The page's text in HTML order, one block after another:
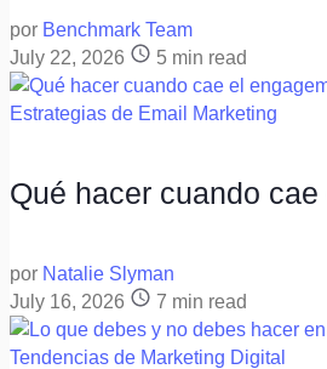
por Benchmark Team
July 22, 2026
5 min read
Estrategias de Email Marketing
Qué hacer cuando
por Natalie Slyman
July 16, 2026
7 min read
Tendencias de Marketing Digital